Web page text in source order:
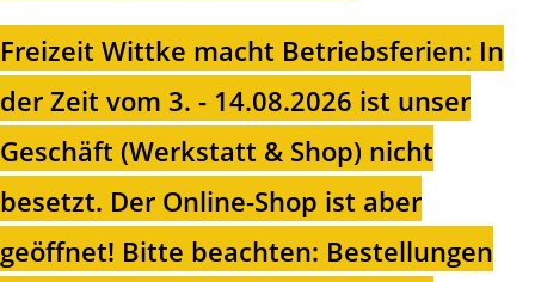
Freizeit Wittke macht Betriebsferien: In
der Zeit vom 3. - 14.08.2026 ist unser
Geschäft (Werkstatt & Shop) nicht
besetzt. Der Online-Shop ist aber
geöffnet! Bitte beachten: Bestellungen